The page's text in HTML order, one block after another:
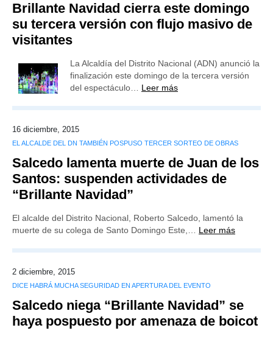
Brillante Navidad cierra este domingo
su tercera versión con flujo masivo de
visitantes
La Alcaldía del Distrito Nacional (ADN) anunció la
finalización este domingo de la tercera versión
del espectáculo… Leer más
16 diciembre, 2015
EL ALCALDE DEL DN TAMBIÉN POSPUSO TERCER SORTEO DE OBRAS
Salcedo lamenta muerte de Juan de los
Santos: suspenden actividades de
“Brillante Navidad”
El alcalde del Distrito Nacional, Roberto Salcedo, lamentó la
muerte de su colega de Santo Domingo Este,… Leer más
2 diciembre, 2015
DICE HABRÁ MUCHA SEGURIDAD EN APERTURA DEL EVENTO
Salcedo niega “Brillante Navidad” se
haya pospuesto por amenaza de boicot